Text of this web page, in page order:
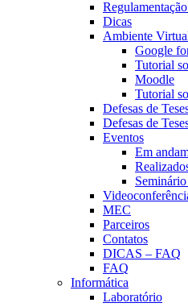
Dicas
Ambiente
Google
Tutorial
Moodle
Tutorial
Defesas de
Defesas de
Eventos
Em
MEC
Parceiros
Contatos
DICAS – FAQ
FAQ
Informática
Laboratório